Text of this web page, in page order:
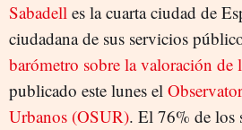
Sabadell es la cuarta ciudad de
ciudadana de sus servicios
barómetro sobre la valoración de
publicado este lunes el
Urbanos (OSUR). El 76% de los